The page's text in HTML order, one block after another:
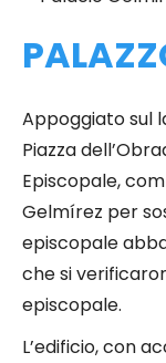
Appoggiato sul
Piazza
Episcopale,
Gelmírez per
episcopale
che si
episcopale.
L’edificio, con